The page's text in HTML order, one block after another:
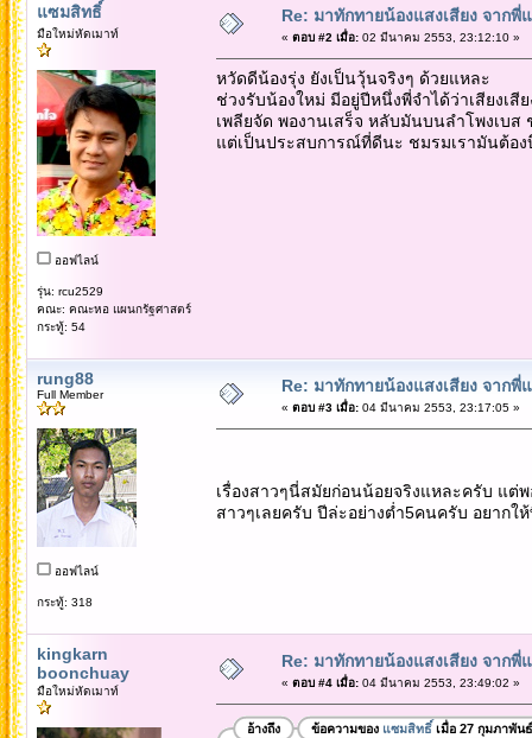
แซมสิทธิ์
มือใหม่หัดเมาท์
ออฟไลน์
รุ่น: rcu2529
คณะ: คณะหอ แผนกรัฐศาสตร์
กระทู้: 54
Re: มาทักทายน้องแสงเสียง จากพี่
« ตอบ #2 เมื่อ:02 มีนาคม 2553, 23:12:10 »
หวัดดีน้องรุ่ง ยังเป็นวุ้นจริงๆ ด้วยแหละ
ช่วงรับน้องใหม่ มีอยู่ปีหนึ่งพี่จำได้ว่าเสียงเ
เพลียจัด พองานเสร็จ หลับมันบนลำโพงเบส
แต่เป็นประสบการณ์ที่ดีนะ ชมรมเรามันต้อ
rung88
Full Member
ออฟไลน์
กระทู้: 318
Re: มาทักทายน้องแสงเสียง จากพี่
« ตอบ #3 เมื่อ:04 มีนาคม 2553, 23:17:05 »
เรื่องสาวๆนี่สมัยก่อนน้อยจริงแหละครับ แต่
สาวๆเลยครับ ปีล่ะอย่างต่ำ5คนครับ อยาก
kingkarn
boonchuay
มือใหม่หัดเมาท์
Re: มาทักทายน้องแสงเสียง จากพี่
« ตอบ #4 เมื่อ:04 มีนาคม 2553, 23:49:02 »
อ้างถึง ข้อความของ แซมสิทธิ์เมื่อ 27 กุมภาพัน